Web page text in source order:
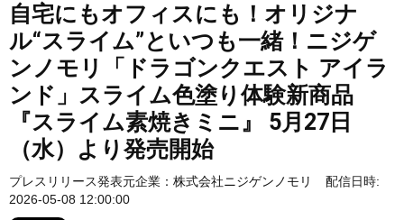
自宅にもオフィスにも！オリジナ
ル“スライム”といつも一緒！ニジゲ
ンノモリ「ドラゴンクエスト アイラ
ンド」スライム色塗り体験新商品
『スライム素焼きミニ』 5月27日
（水）より発売開始
プレスリリース発表元企業： 株式会社ニジゲンノモリ
配信日時:
2026-05-08 12:00:00